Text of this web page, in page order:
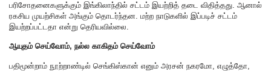
பரிசோதனைகளுக்கும் இங்கிலாந்தில் சட்டம் இயற்றித் தடை விதித்தது. ஆனால்
ரகசிய முயற்சிகள் அங்கும் தொடர்ந்தன. மற்ற நாடுகளில் இப்படிச் சட்டம்
இயற்றப்பட்டதா என்று தெரியவில்லை.
ஆயுதம் செய்வோம், நல்ல காகிதம் செய்வோம்
பதிமூன்றாம் நூற்றாண்டில் செங்கிஸ்கான் எனும் அரசன் நகரமோ, எழுத்தோ,